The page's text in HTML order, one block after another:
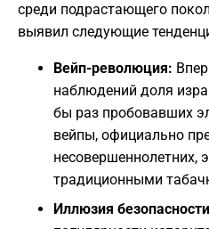
среди подрастающего
выявил следующие
Вейп-революция:
наблюдений доля
бы раз пробовавших
вейпы, официально
несовершеннолетних,
традиционными
Иллюзия